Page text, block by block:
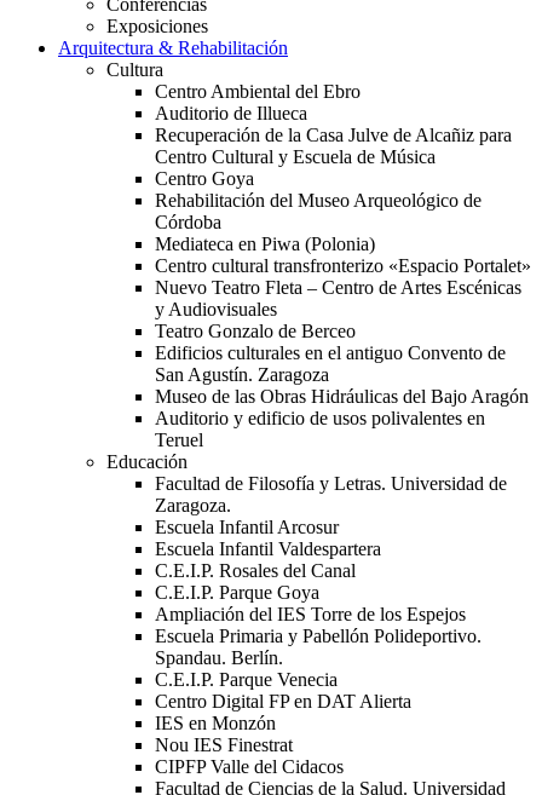
Conferencias
Exposiciones
Arquitectura & Rehabilitación
Cultura
Centro Ambiental del Ebro
Auditorio de Illueca
Recuperación de la Casa Julve de Alcañiz para
Centro Cultural y Escuela de Música
Centro Goya
Rehabilitación del Museo Arqueológico de
Córdoba
Mediateca en Piwa (Polonia)
Centro cultural transfronterizo «Espacio Portalet»
Nuevo Teatro Fleta – Centro de Artes Escénicas
y Audiovisuales
Teatro Gonzalo de Berceo
Edificios culturales en el antiguo Convento de
San Agustín. Zaragoza
Museo de las Obras Hidráulicas del Bajo Aragón
Auditorio y edificio de usos polivalentes en
Teruel
Educación
Facultad de Filosofía y Letras. Universidad de
Zaragoza.
Escuela Infantil Arcosur
Escuela Infantil Valdespartera
C.E.I.P. Rosales del Canal
C.E.I.P. Parque Goya
Ampliación del IES Torre de los Espejos
Escuela Primaria y Pabellón Polideportivo.
Spandau. Berlín.
C.E.I.P. Parque Venecia
Centro Digital FP en DAT Alierta
IES en Monzón
Nou IES Finestrat
CIPFP Valle del Cidacos
Facultad de Ciencias de la Salud. Universidad